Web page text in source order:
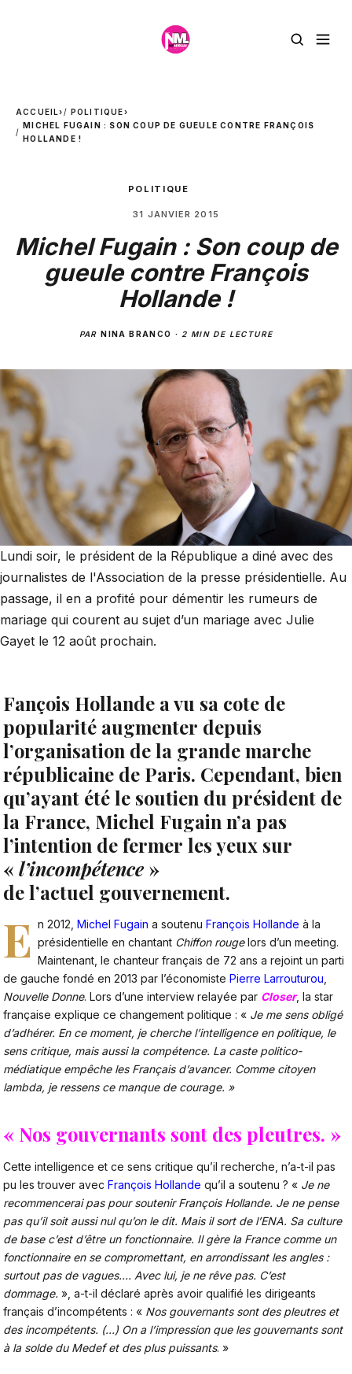
ACCUEIL› POLITIQUE›
MICHEL FUGAIN : SON COUP DE GUEULE CONTRE FRANÇOIS
HOLLANDE !
POLITIQUE
31 JANVIER 2015
Michel Fugain : Son coup de
gueule contre François
Hollande !
PARNINA BRANCO · 2 MIN DE LECTURE
Lundi soir, le président de la République a diné avec des
journalistes de l'Association de la presse présidentielle. Au
passage, il en a profité pour démentir les rumeurs de
mariage qui courent au sujet d’un mariage avec Julie
Gayet le 12 août prochain.
Fançois Hollande a vu sa cote de
popularité augmenter depuis
l’organisation de la grande marche
républicaine de Paris. Cependant, bien
qu’ayant été le soutien du président de
la France, Michel Fugain n’a pas
l’intention de fermer les yeux sur
« l’incompétence »
de l’actuel gouvernement.
E n 2012,Michel Fugain a soutenuFrançois Hollande à la
présidentielle en chantant Chiffon rougelors d’un meeting.
Maintenant, le chanteur français de 72 ans a rejoint un parti
de gauche fondé en 2013 par l’économiste Pierre Larrouturou
Nouvelle Donne. Lors d’une interview relayée par Closer, la star
française explique ce changement politique : « Je me sens obligé
d’adhérer. En ce moment, je cherche l’intelligence en politique, le
sens critique, mais aussi la compétence. La caste politico-
médiatique empêche les Français d’avancer. Comme citoyen
lambda, je ressens ce manque de courage. »
« Nos gouvernants sont des pleutres. »
Cette intelligence et ce sens critique qu’il recherche, n’a-t-il pas
pu les trouver avec François Hollande qu’il a soutenu ? « Je ne
recommencerai pas pour soutenir François Hollande. Je ne pense
pas qu’il soit aussi nul qu’on le dit. Mais il sort de l’ENA. Sa culture
de base c’est d’être un fonctionnaire. Il gère la France comme un
fonctionnaire en se compromettant, en arrondissant les angles :
surtout pas de vagues…. Avec lui, je ne rêve pas. C’est
dommage. », a-t-il déclaré après avoir qualifié les dirigeants
français d’incompétents : « Nos gouvernants sont des pleutres et
des incompétents. (…) On a l’impression que les gouvernants sont
à la solde du Medef et des plus puissants. »